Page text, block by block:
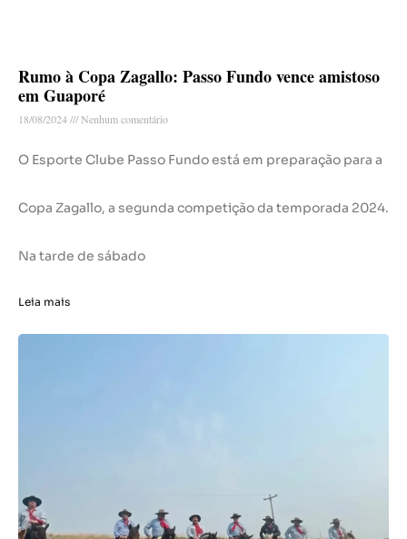
Rumo à Copa Zagallo: Passo Fundo vence amistoso
em Guaporé
18/08/2024 Nenhum comentário
O Esporte Clube Passo Fundo está em preparação para a
Copa Zagallo, a segunda competição da temporada 2024.
Na tarde de sábado
Leia mais